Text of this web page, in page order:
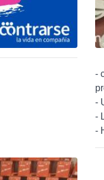
-
-
-
-